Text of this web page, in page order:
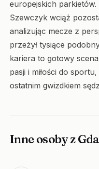
europejskich
Szewczyk wciąż
analizując mecze z
przeżył tysiące
kariera to gotowy
pasji i miłości do
ostatnim gwizdkiem
Inne osoby z